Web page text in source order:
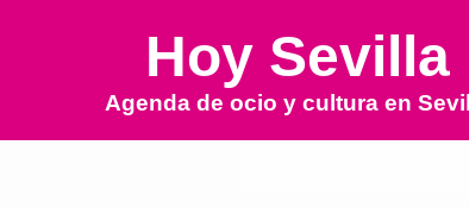
Hoy Sevilla
Agenda de ocio y cultura en